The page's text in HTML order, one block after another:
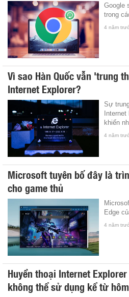
Google
trong
4 năm
Vì sao Hàn Quốc vẫn 'trung
Internet Explorer?
Sự
khiến
4 năm
Microsoft tuyên bố đây là
cho game thủ
Edge
4 năm
Huyền thoại Internet
không thể sử dụng kể từ